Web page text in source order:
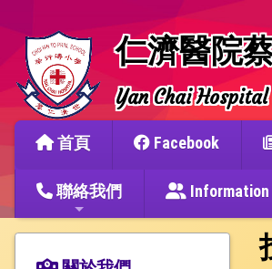
仁濟醫院
Yan Chai
首頁 Facebook
聯絡我們